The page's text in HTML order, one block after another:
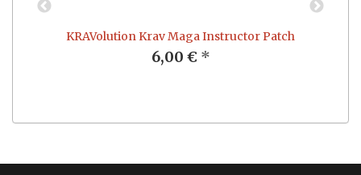
KRAVolution Krav Maga Instructor Patch
6,00 € *